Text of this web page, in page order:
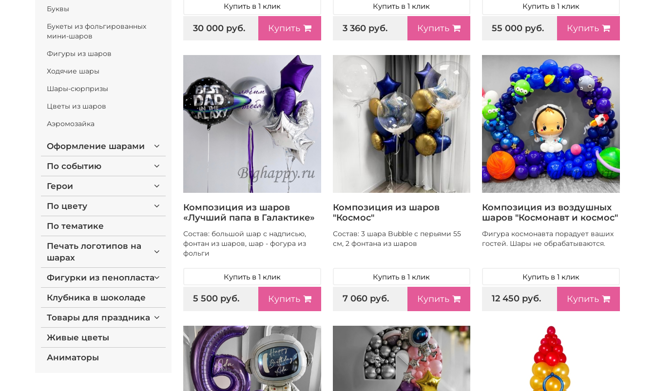
Буквы
Букеты из фольгированных
мини-шаров
Фигуры из шаров
Ходячие шары
Шары-сюрпризы
Цветы из шаров
Аэромозайка
Оформление шарами
По событию
Герои
По цвету
По тематике
Печать логотипов на
шарах
Фигурки из пенопласта
Клубника в шоколаде
Товары для праздника
Живые цветы
Аниматоры
Купить в 1 клик
30 000 руб. Купить
Купить в 1 клик
3 360 руб. Купить
Купить в 1 клик
55 000 руб. Купить
Композиция из шаров
«Лучший папа в Галактике»
Состав: большой шар с надписью,
фонтан из шаров, шар - фогура из
фольги
Купить в 1 клик
5 500 руб. Купить
Композиция из шаров
"Космос"
Состав: 3 шара Bubble с перьями 55
см, 2 фонтана из шаров
Купить в 1 клик
7 060 руб. Купить
Композиция из воздушных
шаров "Космонавт и космос"
Фигура космонавта порадует ваших
гостей. Шары не обрабатываются.
Купить в 1 клик
12 450 руб. Купить